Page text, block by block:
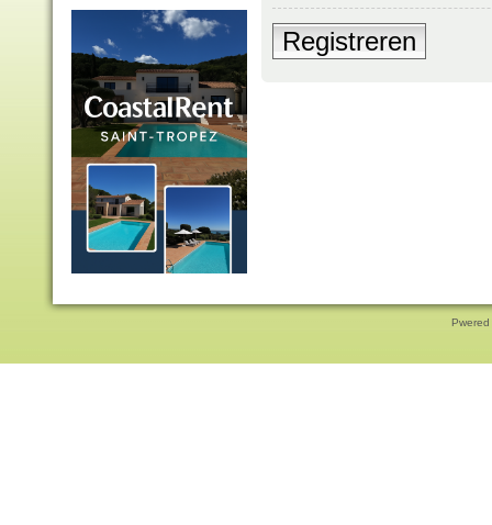
Registreren